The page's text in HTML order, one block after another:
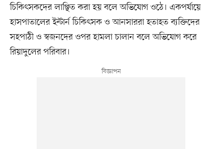
চিকিৎসকদের লাঞ্ছিত করা হয় বলে অভিযোগ ওঠে। একপর্যায়ে
হাসপাতালের ইন্টার্ন চিকিৎসক ও আনসাররা হতাহত ব্যক্তিদের
সহপাঠী ও স্বজনদের ওপর হামলা চালান বলে অভিযোগ করে
রিয়াদুলের পরিবার।